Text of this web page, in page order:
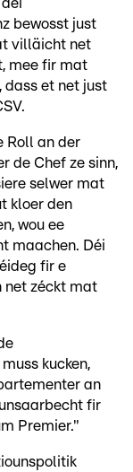
bewosst just
villäicht net
mee fir mat
dass et net just
Roll an der
de Chef ze sinn,
selwer mat
kloer den
wou ee
maachen. Déi
fir e
net zéckt mat
kucken,
an
fir
Premier."